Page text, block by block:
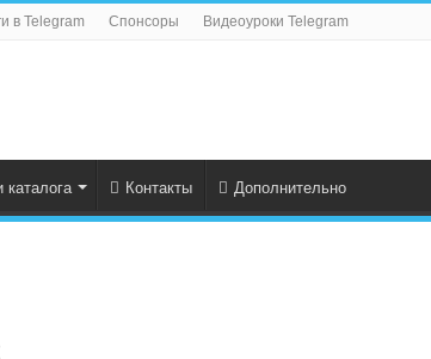
в Telegram Спонсоры Видеоуроки Telegram
каталога Контакты Дополнительно